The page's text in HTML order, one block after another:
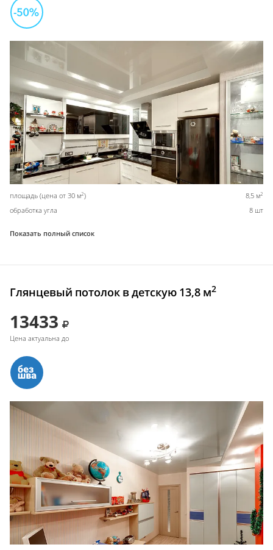
площадь (цена от 30 м2) 8,5 м2
обработка угла 8 шт
Показать полный список
Глянцевый потолок в детскую 13,8 м2
13433
Цена актуальна до